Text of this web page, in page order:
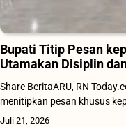
Bupati Titip Pesan
Utamakan Disiplin
Share BeritaARU, RN
menitipkan pesan khusus
Juli 21, 2026